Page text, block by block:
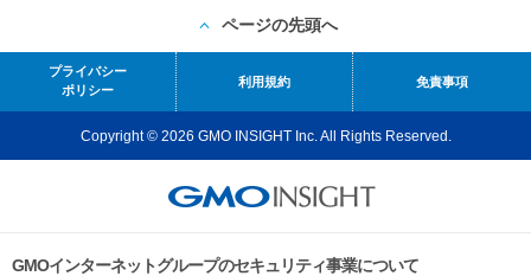
ページの先頭へ
プライバシー
ポリシー
利用規約 免責事項
Copyright © 2026 GMO INSIGHT Inc. All Rights Reserved.
GMOインターネットグループのセキュリティ事業について